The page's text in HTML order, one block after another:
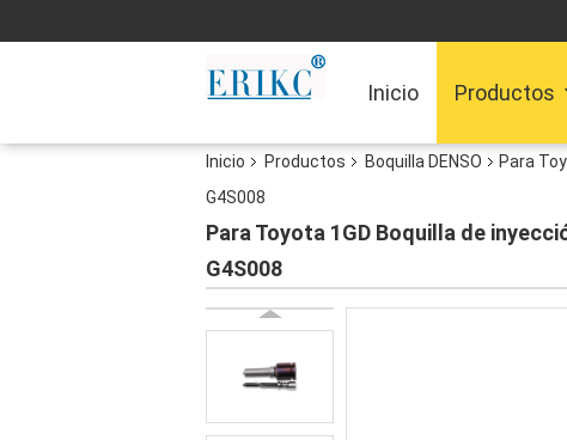
Inicio Productos
Inicio Productos Boquilla DENSO
Para
G4S008
Para Toyota 1GD Boquilla de
G4S008